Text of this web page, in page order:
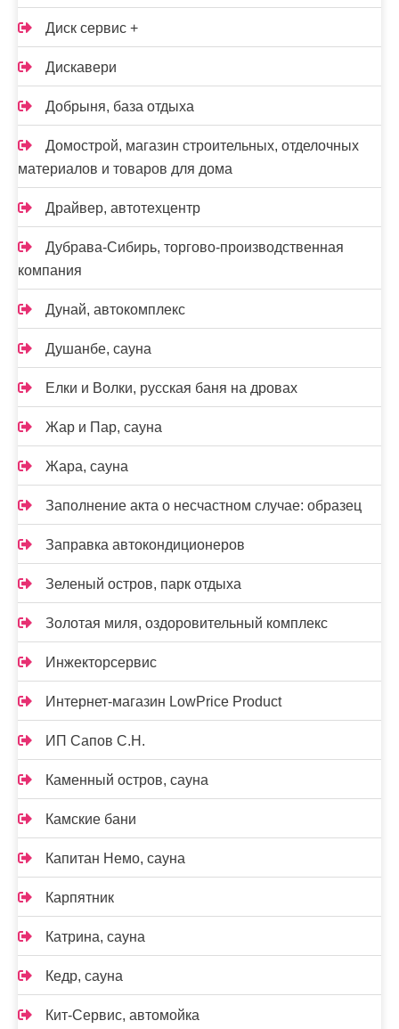
Диск сервис +
Дискавери
Добрыня, база отдыха
Домострой, магазин строительных, отделочных
материалов и товаров для дома
Драйвер, автотехцентр
Дубрава-Сибирь, торгово-производственная
компания
Дунай, автокомплекс
Душанбе, сауна
Елки и Волки, русская баня на дровах
Жар и Пар, сауна
Жара, сауна
Заполнение акта о несчастном случае: образец
Заправка автокондиционеров
Зеленый остров, парк отдыха
Золотая миля, оздоровительный комплекс
Инжекторсервис
Интернет-магазин LowPrice Product
ИП Сапов С.Н.
Каменный остров, сауна
Камские бани
Капитан Немо, сауна
Карпятник
Катрина, сауна
Кедр, сауна
Кит-Сервис, автомойка